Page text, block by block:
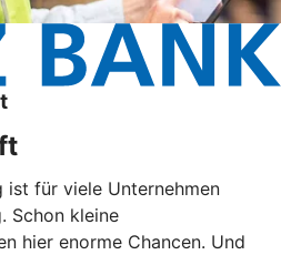
ist für viele Unternehmen
Schon kleine
hier enorme Chancen. Und